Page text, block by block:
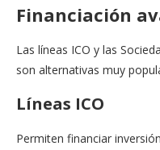
Financiación
Las líneas ICO y las
son alternativas muy
Líneas ICO
Permiten financiar